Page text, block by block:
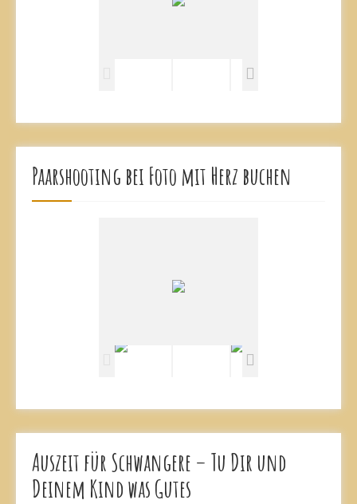
Paarshooting bei Foto mit Herz buchen
Auszeit für Schwangere – Tu Dir und
Deinem Kind was Gutes